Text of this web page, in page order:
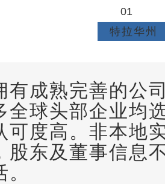
01
特拉华州
有成熟完善的公
全球头部企业均
可度高。非本地
股东及董事信息